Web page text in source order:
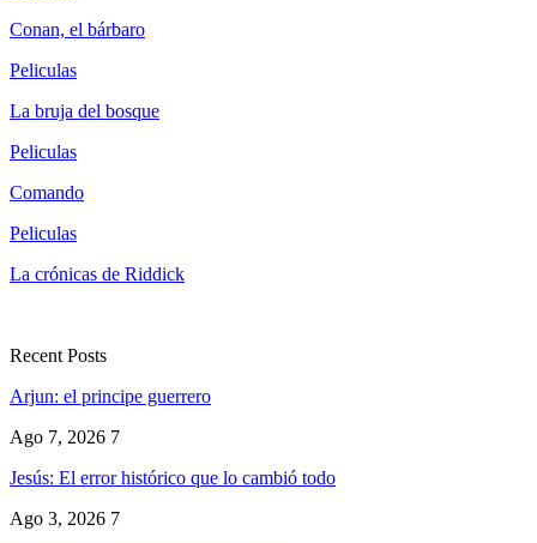
Conan, el bárbaro
Peliculas
La bruja del bosque
Peliculas
Comando
Peliculas
La crónicas de Riddick
Recent Posts
Arjun: el principe guerrero
Ago 7, 2026 7
Jesús: El error histórico que lo cambió todo
Ago 3, 2026 7